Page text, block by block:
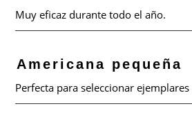
Muy eficaz durante todo el año.
Americana pequeña
Perfecta para seleccionar